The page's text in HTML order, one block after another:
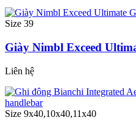
Size 39
Giày Nimbl Exceed
Liên hệ
Size 9x40,10x40,11x40